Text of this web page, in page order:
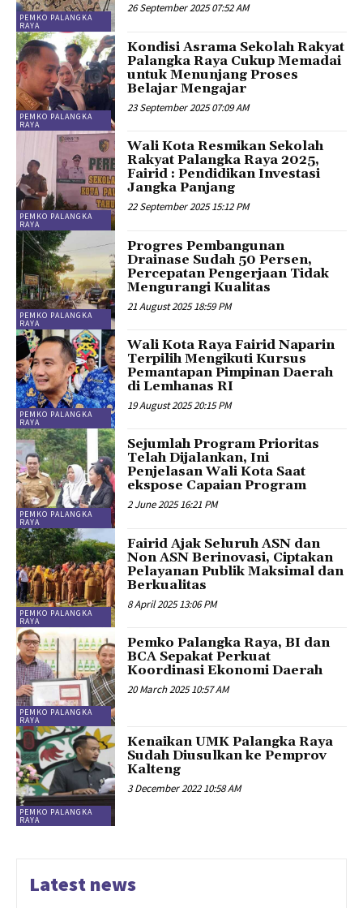
PEMKO PALANGKA
RAYA
26 September 2025 07:52 AM
PEMKO PALANGKA
RAYA
Kondisi Asrama Sekolah Rakyat
Palangka Raya Cukup Memadai
untuk Menunjang Proses
Belajar Mengajar
23 September 2025 07:09 AM
PEMKO PALANGKA
RAYA
Wali Kota Resmikan Sekolah
Rakyat Palangka Raya 2025,
Fairid : Pendidikan Investasi
Jangka Panjang
22 September 2025 15:12 PM
PEMKO PALANGKA
RAYA
Progres Pembangunan
Drainase Sudah 50 Persen,
Percepatan Pengerjaan Tidak
Mengurangi Kualitas
21 August 2025 18:59 PM
PEMKO PALANGKA
RAYA
Wali Kota Raya Fairid Naparin
Terpilih Mengikuti Kursus
Pemantapan Pimpinan Daerah
di Lemhanas RI
19 August 2025 20:15 PM
PEMKO PALANGKA
RAYA
Sejumlah Program Prioritas
Telah Dijalankan, Ini
Penjelasan Wali Kota Saat
ekspose Capaian Program
2 June 2025 16:21 PM
PEMKO PALANGKA
RAYA
Fairid Ajak Seluruh ASN dan
Non ASN Berinovasi, Ciptakan
Pelayanan Publik Maksimal dan
Berkualitas
8 April 2025 13:06 PM
PEMKO PALANGKA
RAYA
Pemko Palangka Raya, BI dan
BCA Sepakat Perkuat
Koordinasi Ekonomi Daerah
20 March 2025 10:57 AM
PEMKO PALANGKA
RAYA
Kenaikan UMK Palangka Raya
Sudah Diusulkan ke Pemprov
Kalteng
3 December 2022 10:58 AM
Latest news